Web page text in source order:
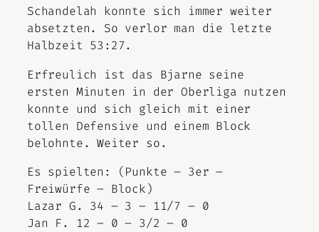
Schandelah konnte sich immer weiter
absetzten. So verlor man die letzte
Halbzeit 53:27.
Erfreulich ist das Bjarne seine
ersten Minuten in der Oberliga nutzen
konnte und sich gleich mit einer
tollen Defensive und einem Block
belohnte. Weiter so.
Es spielten: (Punkte – 3er –
Freiwürfe – Block)
Lazar G. 34 – 3 – 11/7 – 0
Jan F. 12 – 0 – 3/2 – 0